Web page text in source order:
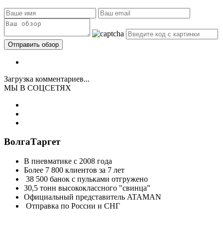
Загрузка комментариев...
МЫ В СОЦСЕТЯХ
ВолгаТаргет
В пневматике с 2008 года
Более 7 800 клиентов за 7 лет
38 500 банок с пульками отгружено
30,5 тонн высококлассного "свинца"
Официальный представитель ATAMAN
Отправка по России и СНГ